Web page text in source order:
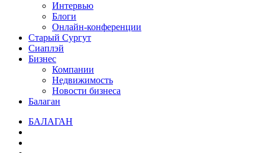
Интервью
Блоги
Онлайн-конференции
Старый Сургут
Сиаплэй
Бизнес
Компании
Недвижимость
Новости бизнеса
Балаган
БАЛАГАН